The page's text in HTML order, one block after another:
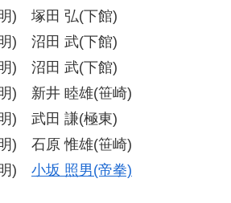
) 塚田 弘(下館)
) 沼田 武(下館)
) 沼田 武(下館)
) 新井 睦雄(笹崎)
) 武田 謙(極東)
) 石原 惟雄(笹崎)
) 小坂 照男(帝拳)